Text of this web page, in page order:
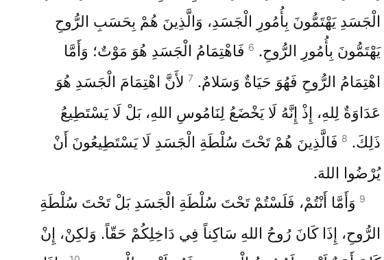
الْجَسَدِ يَهْتَمُّونَ بِأُمُورِ الْجَسَدِ، وَالَّذِينَ هُمْ بِحَسَبِ الرُّوحِ
يَهْتَمُّونَ بِأُمُورِ الرُّوحِ. 6 فَاهْتِمَامُ الْجَسَدِ هُوَ مَوْتٌ؛ وَأَمَّا
اهْتِمَامُ الرُّوحِ فَهُوَ حَيَاةٌ وَسَلامٌ. 7 لأَنَّ اهْتِمَامَ الْجَسَدِ هُوَ
عَدَاوَةٌ لِلهِ، إِذْ إِنَّهُ لَا يَخْضَعُ لِنَامُوسِ اللهِ، بَلْ لَا يَسْتَطِيعُ
ذَلِكَ. 8 فَالَّذِينَ هُمْ تَحْتَ سُلْطَةِ الْجَسَدِ لَا يَسْتَطِيعُونَ أَنْ
يُرْضُوا اللهَ.
9 وَأَمَّا أَنْتُمْ، فَلَسْتُمْ تَحْتَ سُلْطَةِ الْجَسَدِ بَلْ تَحْتَ سُلْطَةِ
الرُّوحِ، إِذَا كَانَ رُوحُ اللهِ سَاكِناً فِي دَاخِلِكُمْ حَقّاً. وَلكِنْ، إِنْ